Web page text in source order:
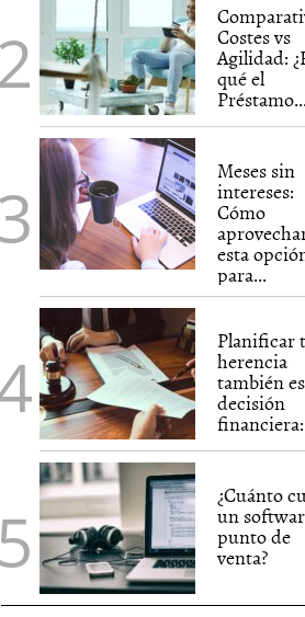
Costes vs
Agilidad:
qué el
Préstamo...
Meses sin
intereses:
Cómo
esta
para...
Planificar
herencia
también
decisión
¿Cuánto
un
punto de
venta?